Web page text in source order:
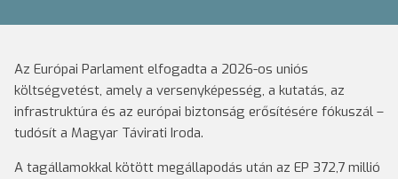
Az Európai Parlament elfogadta a 2026-os uniós
költségvetést, amely a versenyképesség, a kutatás, az
infrastruktúra és az európai biztonság erősítésére fókuszál –
tudósít a Magyar Távirati Iroda.
A tagállamokkal kötött megállapodás után az EP 372,7 millió